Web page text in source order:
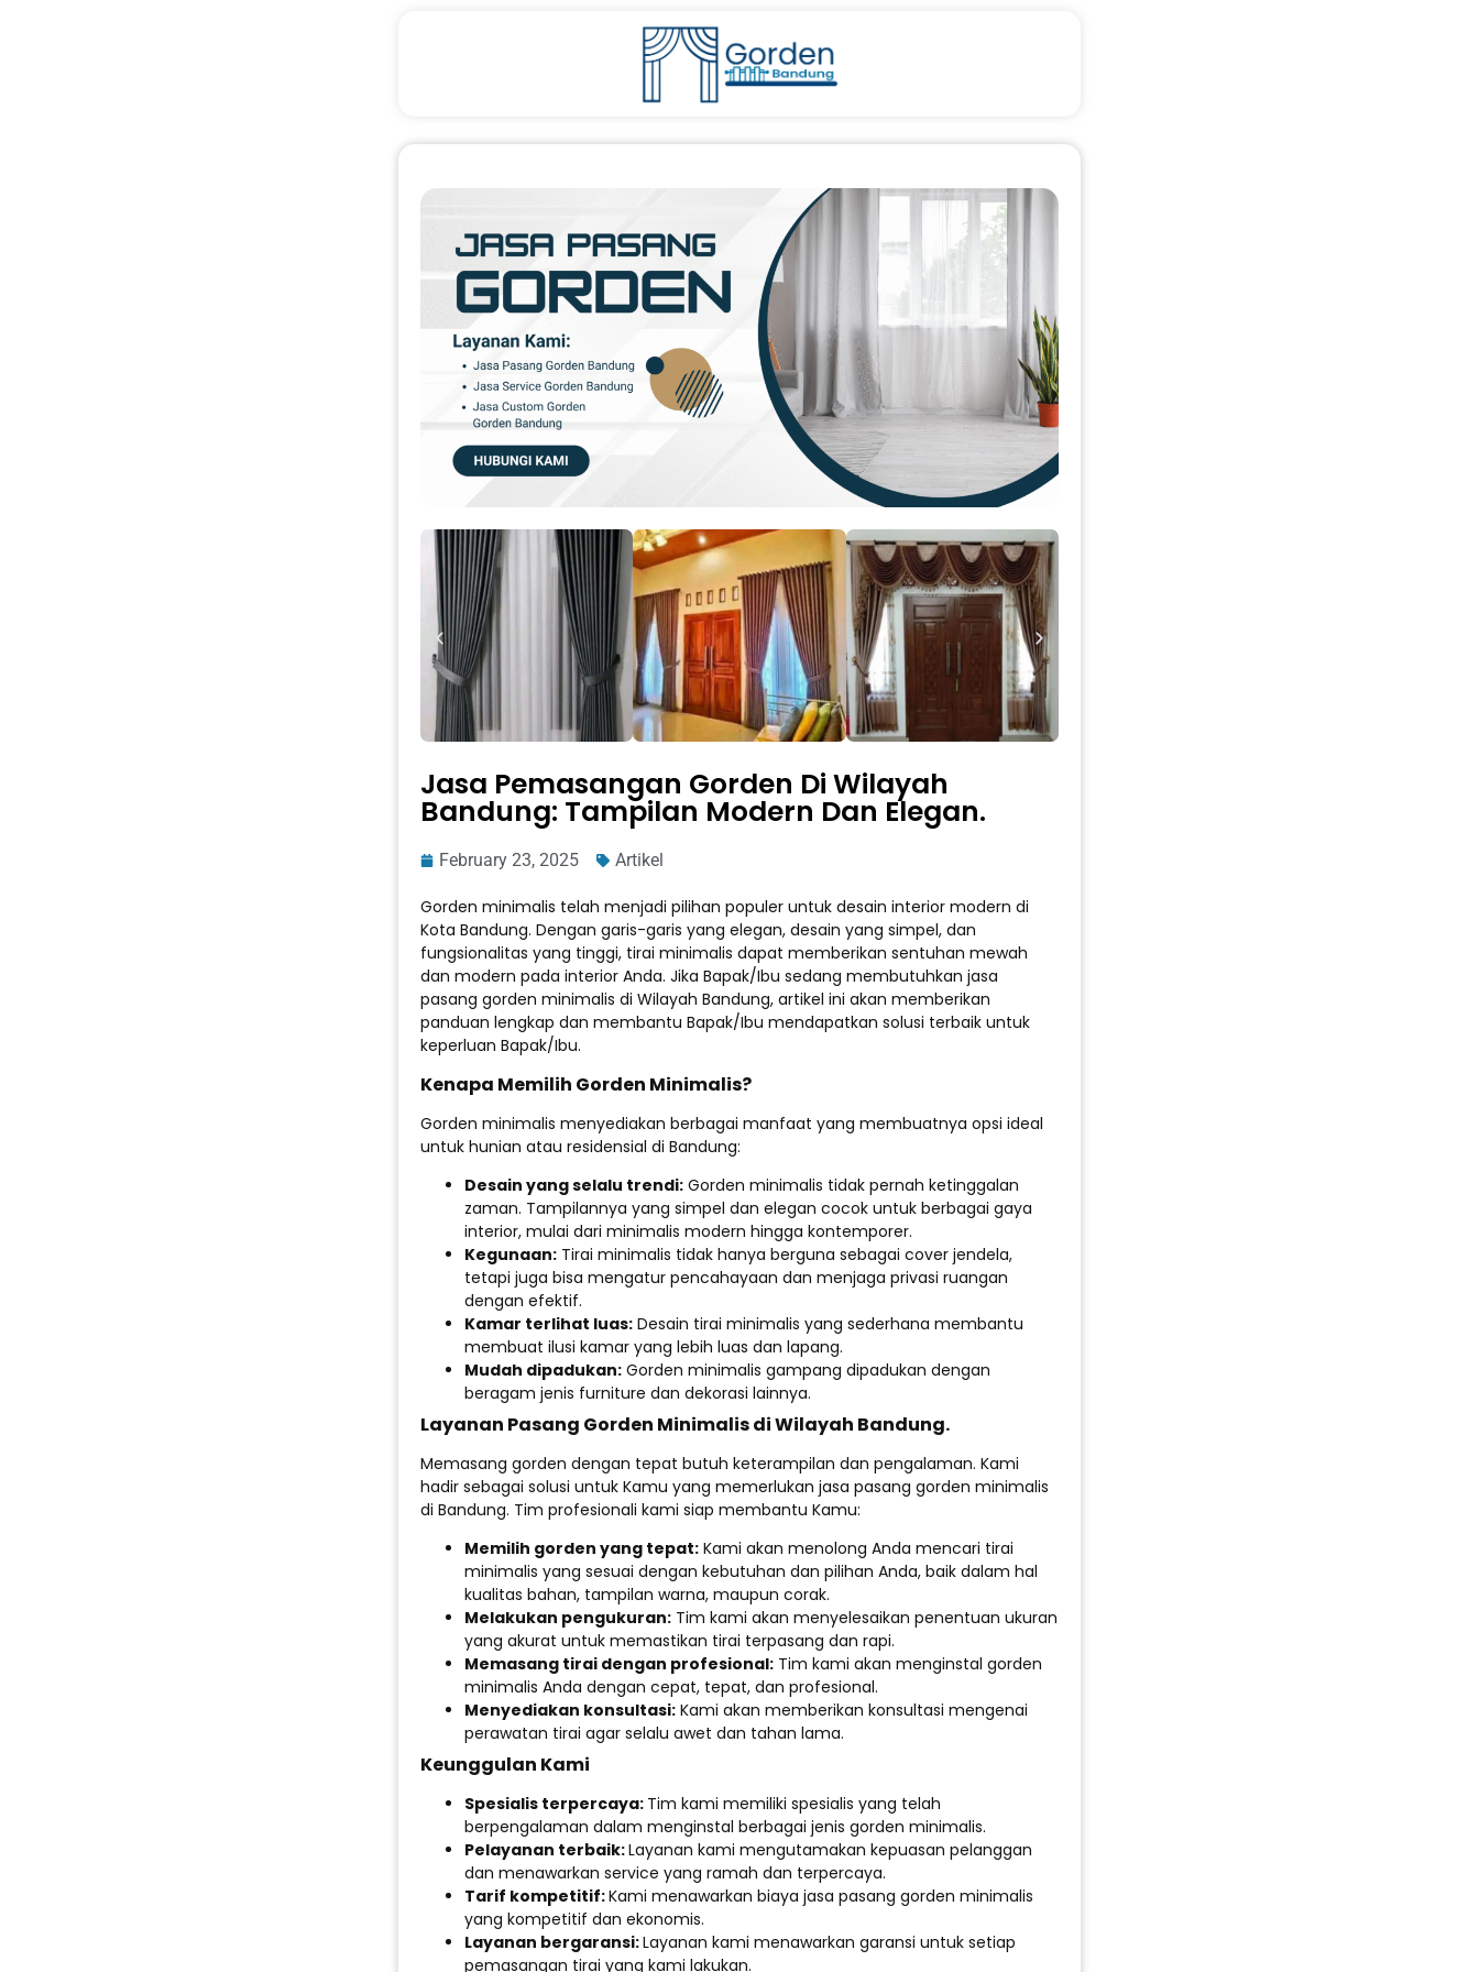
Jasa Pemasangan Gorden Di Wilayah
Bandung: Tampilan Modern Dan Elegan.
February 23, 2025 Artikel
Gorden minimalis telah menjadi pilihan populer untuk desain interior modern di
Kota Bandung. Dengan garis-garis yang elegan, desain yang simpel, dan
fungsionalitas yang tinggi, tirai minimalis dapat memberikan sentuhan mewah
dan modern pada interior Anda. Jika Bapak/Ibu sedang membutuhkan jasa
pasang gorden minimalis di Wilayah Bandung, artikel ini akan memberikan
panduan lengkap dan membantu Bapak/Ibu mendapatkan solusi terbaik untuk
keperluan Bapak/Ibu.
Kenapa Memilih Gorden Minimalis?
Gorden minimalis menyediakan berbagai manfaat yang membuatnya opsi ideal
untuk hunian atau residensial di Bandung:
Desain yang selalu trendi: Gorden minimalis tidak pernah ketinggalan
zaman. Tampilannya yang simpel dan elegan cocok untuk berbagai gaya
interior, mulai dari minimalis modern hingga kontemporer.
Kegunaan: Tirai minimalis tidak hanya berguna sebagai cover jendela,
tetapi juga bisa mengatur pencahayaan dan menjaga privasi ruangan
dengan efektif.
Kamar terlihat luas: Desain tirai minimalis yang sederhana membantu
membuat ilusi kamar yang lebih luas dan lapang.
Mudah dipadukan: Gorden minimalis gampang dipadukan dengan
beragam jenis furniture dan dekorasi lainnya.
Layanan Pasang Gorden Minimalis di Wilayah Bandung.
Memasang gorden dengan tepat butuh keterampilan dan pengalaman. Kami
hadir sebagai solusi untuk Kamu yang memerlukan jasa pasang gorden minimalis
di Bandung. Tim profesionali kami siap membantu Kamu:
Memilih gorden yang tepat: Kami akan menolong Anda mencari tirai
minimalis yang sesuai dengan kebutuhan dan pilihan Anda, baik dalam hal
kualitas bahan, tampilan warna, maupun corak.
Melakukan pengukuran: Tim kami akan menyelesaikan penentuan ukuran
yang akurat untuk memastikan tirai terpasang dan rapi.
Memasang tirai dengan profesional: Tim kami akan menginstal gorden
minimalis Anda dengan cepat, tepat, dan profesional.
Menyediakan konsultasi: Kami akan memberikan konsultasi mengenai
perawatan tirai agar selalu awet dan tahan lama.
Keunggulan Kami
Spesialis terpercaya: Tim kami memiliki spesialis yang telah
berpengalaman dalam menginstal berbagai jenis gorden minimalis.
Pelayanan terbaik:Layanan kami mengutamakan kepuasan pelanggan
dan menawarkan service yang ramah dan terpercaya.
Tarif kompetitif:Kami menawarkan biaya jasa pasang gorden minimalis
yang kompetitif dan ekonomis.
Layanan bergaransi:Layanan kami menawarkan garansi untuk setiap
pemasangan tirai yang kami lakukan.